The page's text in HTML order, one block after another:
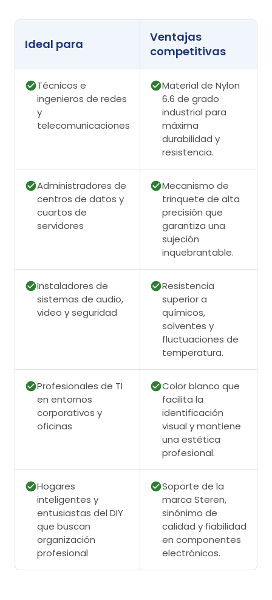
Ideal para
Ventajas
competitivas
Técnicos e
ingenieros de redes
y
telecomunicaciones
Material de Nylon
6.6 de grado
industrial para
máxima
durabilidad y
resistencia.
Administradores de
centros de datos y
cuartos de
servidores
Mecanismo de
trinquete de alta
precisión que
garantiza una
sujeción
inquebrantable.
Instaladores de
sistemas de audio,
video y seguridad
Resistencia
superior a
químicos,
solventes y
fluctuaciones de
temperatura.
Profesionales de TI
en entornos
corporativos y
oficinas
Color blanco que
facilita la
identificación
visual y mantiene
una estética
profesional.
Hogares
inteligentes y
entusiastas del DIY
que buscan
organización
profesional
Soporte de la
marca Steren,
sinónimo de
calidad y fiabilidad
en componentes
electrónicos.